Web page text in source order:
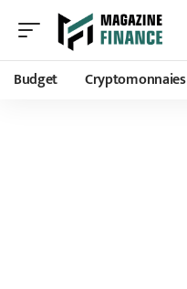
Budget Cryptomonnaies